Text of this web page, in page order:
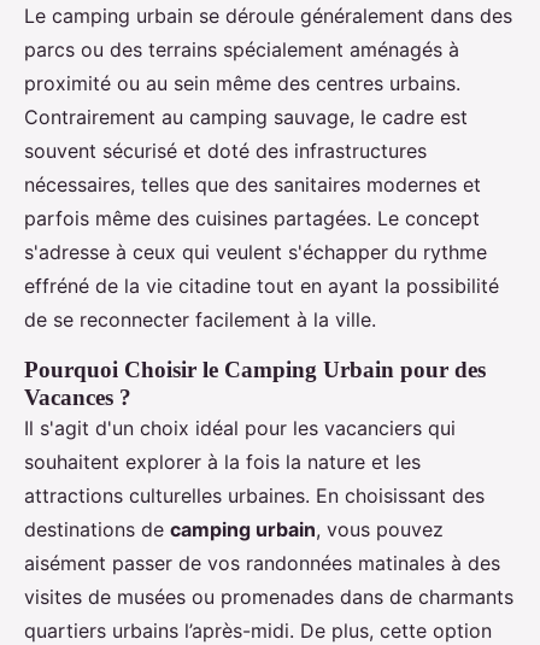
Le camping urbain se déroule généralement dans des
parcs ou des terrains spécialement aménagés à
proximité ou au sein même des centres urbains.
Contrairement au camping sauvage, le cadre est
souvent sécurisé et doté des infrastructures
nécessaires, telles que des sanitaires modernes et
parfois même des cuisines partagées. Le concept
s'adresse à ceux qui veulent s'échapper du rythme
effréné de la vie citadine tout en ayant la possibilité
de se reconnecter facilement à la ville.
Pourquoi Choisir le Camping Urbain pour des
Vacances ?
Il s'agit d'un choix idéal pour les vacanciers qui
souhaitent explorer à la fois la nature et les
attractions culturelles urbaines. En choisissant des
destinations de camping urbain, vous pouvez
aisément passer de vos randonnées matinales à des
visites de musées ou promenades dans de charmants
quartiers urbains l’après-midi. De plus, cette option